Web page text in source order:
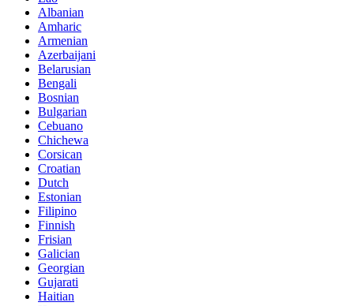
Albanian
Amharic
Armenian
Azerbaijani
Belarusian
Bengali
Bosnian
Bulgarian
Cebuano
Chichewa
Corsican
Croatian
Dutch
Estonian
Filipino
Finnish
Frisian
Galician
Georgian
Gujarati
Haitian